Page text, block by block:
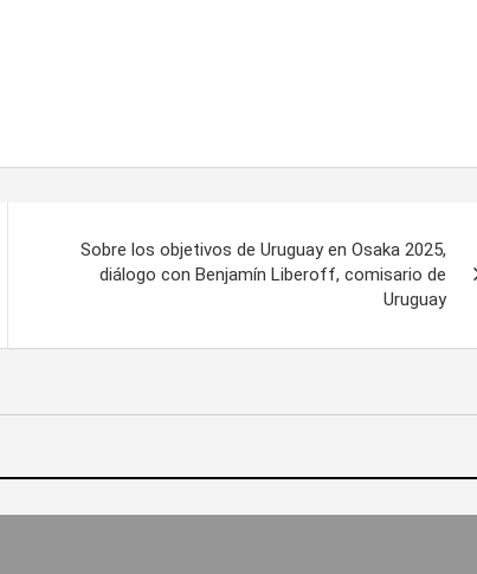
Sobre los objetivos de Uruguay en Osaka 2025,
diálogo con Benjamín Liberoff, comisario de
Uruguay